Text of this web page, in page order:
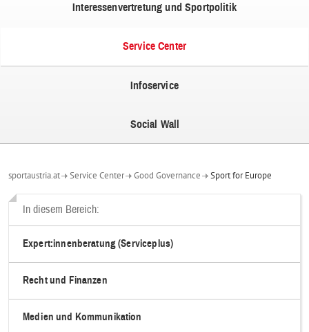
Interessenvertretung und Sportpolitik
Service Center
Infoservice
Social Wall
sportaustria.at Service Center Good Governance Sport for Europe
In diesem Bereich:
Expert:innenberatung (Serviceplus)
Recht und Finanzen
Medien und Kommunikation